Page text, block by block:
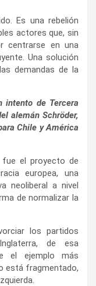
Es una rebelión
actores que, sin
centrarse en una
Una solución
demandas de la
intento de Tercera
alemán Schröder,
Chile y América
fue el proyecto de
europea, una
neoliberal a nivel
de normalizar la
los partidos
de esa
el ejemplo más
está fragmentado,